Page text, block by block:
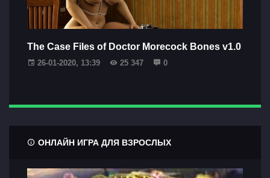
The Case Files of Doctor Morecock Bones v1.0
26-01-2020, 13:39 25 347 0
ОНЛАЙН ИГРА ДЛЯ ВЗРОСЛЫХ